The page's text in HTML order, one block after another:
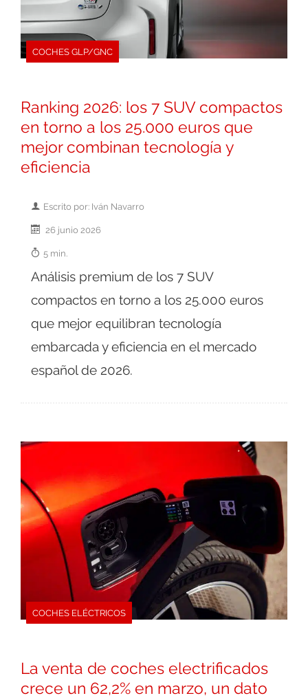
COCHES GLP/GNC
Ranking 2026: los 7 SUV compactos
en torno a los 25.000 euros que
mejor combinan tecnología y
eficiencia
Escrito por: Iván Navarro
26 junio 2026
5 min.
Análisis premium de los 7 SUV
compactos en torno a los 25.000 euros
que mejor equilibran tecnología
embarcada y eficiencia en el mercado
español de 2026.
COCHES ELÉCTRICOS
La venta de coches electrificados
crece un 62,2% en marzo, un dato